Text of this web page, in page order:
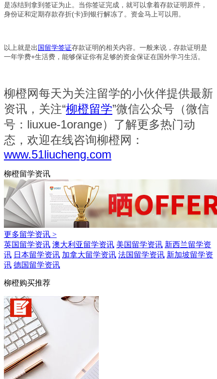
是冻结到拿到签证为止。当你签证完成，就可以拿着存款证明原件，
身份证和定期存款存折(卡)到银行解冻了。资金马上可以用。
以上就是出国留学签证存款证明的相关内容。一般来说，存款证明是
一年学费+生活费，能够保证你有足够的资金保证在国外学习生活。
柳橙网每天为关注留学的小伙伴提供最新
资讯，关注“柳橙留学”微信公众号（微信
号：liuxue-1orange）了解更多热门动
态，欢迎在线咨询柳橙网：
www.51liucheng.com
柳橙留学资讯
更多留学资讯 >
英国留学资讯 澳大利亚留学资讯 美国留学资讯 新西兰留学资
讯 日本留学资讯 加拿大留学资讯 法国留学资讯 新加坡留学资
讯 德国留学资讯
柳橙购买推荐